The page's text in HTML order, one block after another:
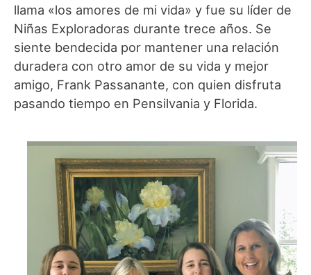
llama «los amores de mi vida» y fue su líder de
Niñas Exploradoras durante trece años. Se
siente bendecida por mantener una relación
duradera con otro amor de su vida y mejor
amigo, Frank Passanante, con quien disfruta
pasando tiempo en Pensilvania y Florida.